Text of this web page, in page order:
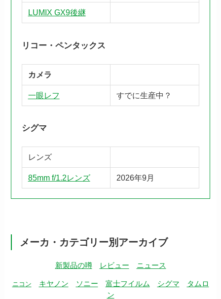
LUMIX GX9後継
リコー・ペンタックス
カメラ
一眼レフ すでに生産中？
シグマ
レンズ
85mm f/1.2レンズ 2026年9月
メーカ・カテゴリー別アーカイブ
新製品の噂 レビュー ニュース
ニコン キヤノン ソニー 富士フイルム シグマ
タムロ
ン